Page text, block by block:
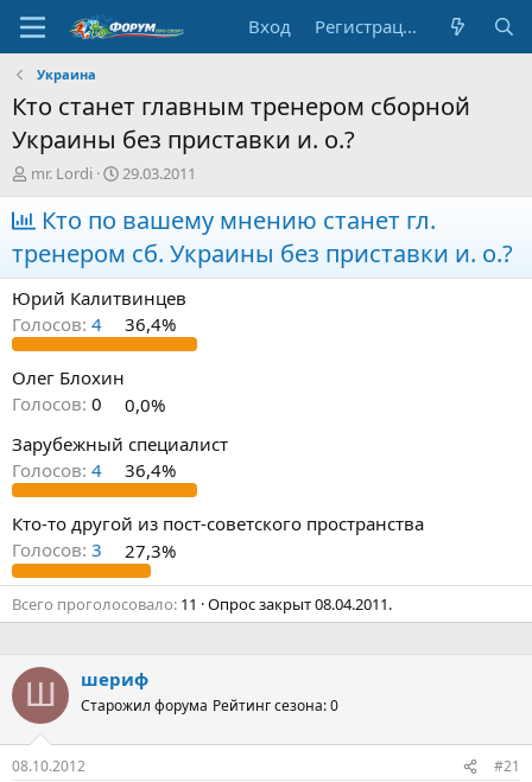
Вход Регистрация
Украина
Кто станет главным тренером сборной
Украины без приставки и. о.?
А
в
т
о
р
т
е
м
ы
mr. Lordi
Д
а
т
а
н
а
ч
а
л
29.03.2011
Кто по вашему мнению станет гл.
тренером сб. Украины без приставки и. о.?
Юрий Калитвинцев
Голосов: 4 36,4%
Олег Блохин
Голосов: 0
0,0%
Зарубежный специалист
Голосов: 4 36,4%
Кто-то другой из пост-советского пространства
Голосов: 3 27,3%
Всего проголосовало 11 Опрос закрыт08.04.2011.
Ш шериф
Старожил форума Рейтинг сезона: 0
08.10.2012 #21